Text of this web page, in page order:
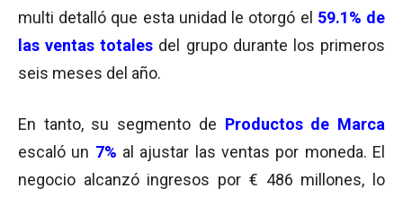
multi detalló que esta unidad le otorgó el 59.1% de
las ventas totales del grupo durante los primeros
seis meses del año.
En tanto, su segmento de Productos de Marca
escaló un 7% al ajustar las ventas por moneda. El
negocio alcanzó ingresos por € 486 millones, lo